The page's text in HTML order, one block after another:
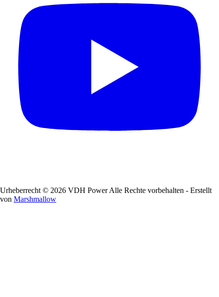
Urheberrecht © 2026 VDH Power Alle Rechte vorbehalten - Erstellt
von Marshmallow